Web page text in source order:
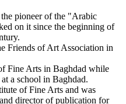
pioneer of the "Arabic
on it since the beginning of
Friends of Art Association in
Fine Arts in Baghdad while
a school in Baghdad.
of Fine Arts and was
director of publication for